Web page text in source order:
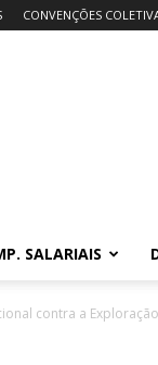
CONVENÇÕES
SALARIAIS
contra a